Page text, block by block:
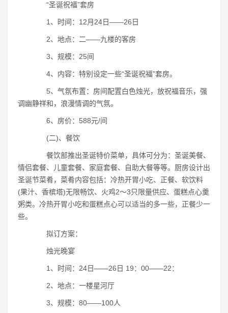
“圣诞祝福”套房
1、时间：12月24日――26日
2、地点：二――九楼的客房
3、规模：25间
4、内容：特别设定一些“圣诞祝福”套房。
5、气氛布置：房间配置白色烛光，放祝福音乐，强
调幽静祥和，浪漫情调的气氛。
6、房价：588元/间
(二)、餐饮
餐饮部推出圣诞特价菜单，具体可分为：圣诞美餐、
情侣套餐、儿童套餐、家庭套餐、自助大餐等等。厨房设计出
圣诞节菜肴，菜肴内容包括：冷热开胃小吃、正餐、软饮料
(果汁、香槟塔)无限畅饮、火鸡2～3只限量供应、蛋糕点心羹
粥类。冷热开胃小吃和蛋糕点心可以适当的多一些，正餐少一
些。
拟订方案：
烛光晚宴
1、时间：24日――26日 19：00――22：
2、地点：一楼星河厅
3、规模：80――100人